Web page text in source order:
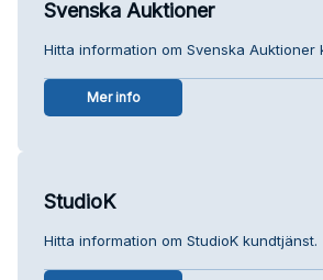
Svenska Auktioner
Hitta information om Svenska Auktioner
Mer info
StudioK
Hitta information om StudioK kundtjänst.